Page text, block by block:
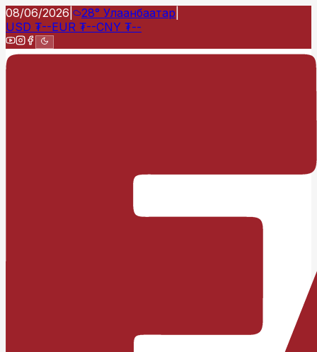
08/06/2026 28° Улаанбаатар
USD ₮--EUR ₮--CNY ₮--